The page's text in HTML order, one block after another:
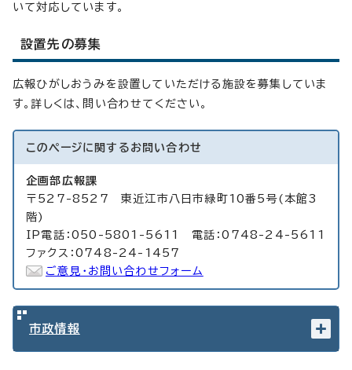
いて対応しています。
設置先の募集
広報ひがしおうみを設置していただける施設を募集していま
す。詳しくは、問い合わせてください。
このページに関する お問い合わせ
企画部広報課
〒527-8527 東近江市八日市緑町10番5号(本館3
階)
IP電話：050-5801-5611 電話：0748-24-5611
ファクス：0748-24-1457
ご意見・お問い合わせフォーム
市政情報